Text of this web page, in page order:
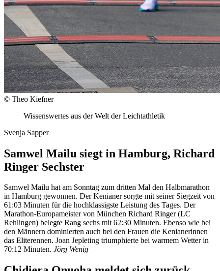
© Theo Kiefner
Wissenswertes aus der Welt der Leichtathletik
Svenja Sapper
Samwel Mailu siegt in Hamburg, Richard
Ringer Sechster
Samwel Mailu hat am Sonntag zum dritten Mal den Halbmarathon
in Hamburg gewonnen. Der Kenianer sorgte mit seiner Siegzeit von
61:03 Minuten für die hochklassigste Leistung des Tages. Der
Marathon-Europameister von München Richard Ringer (LC
Rehlingen) belegte Rang sechs mit 62:30 Minuten. Ebenso wie bei
den Männern dominierten auch bei den Frauen die Kenianerinnen
das Eliterennen. Joan Jepleting triumphierte bei warmem Wetter in
70:12 Minuten. Jörg Wenig